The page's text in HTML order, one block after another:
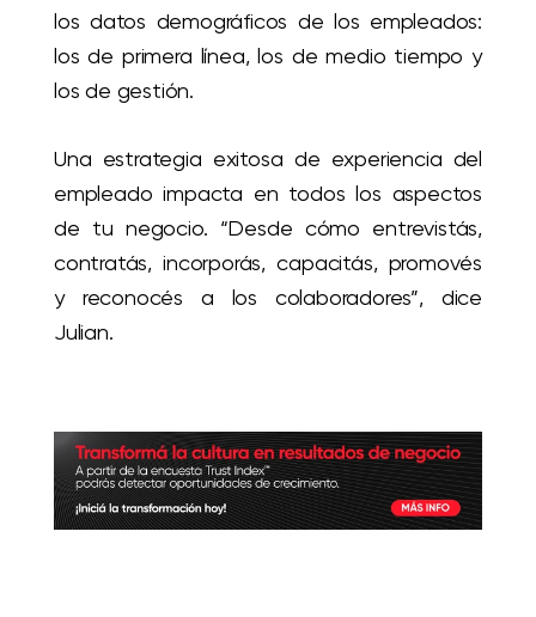
los datos demográficos de los empleados:
los de primera línea, los de medio tiempo y
los de gestión.
Una estrategia exitosa de experiencia del
empleado impacta en todos los aspectos
de tu negocio. “Desde cómo entrevistás,
contratás, incorporás, capacitás, promovés
y reconocés a los colaboradores”, dice
Julian.